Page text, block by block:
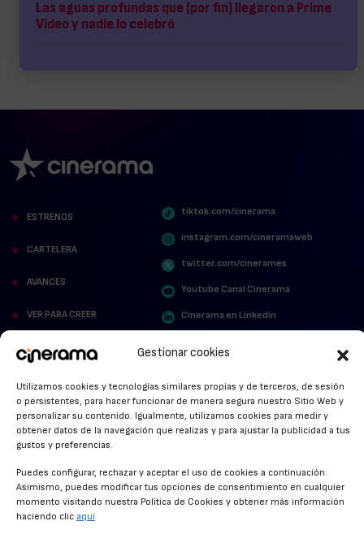
Gestionar cookies
Utilizamos cookies y tecnologías similares propias y de terceros, de sesión
o persistentes, para hacer funcionar de manera segura nuestro Sitio Web y
personalizar su contenido. Igualmente, utilizamos cookies para medir y
obtener datos de la navegación que realizas y para ajustar la publicidad a tus
gustos y preferencias.
Puedes configurar, rechazar y aceptar el uso de cookies a continuación.
Asimismo, puedes modificar tus opciones de consentimiento en cualquier
momento visitando nuestra Política de Cookies y obtener más información
haciendo clic aquí
Las aguas profundas que (por fin) llegaron a Prime
Video y nadie lo celebró
ESTRENOS
CARTELERA
AVANCES
VER PARA CREER
MIRA QUIÉN HABLA
ALFOMBRA ROJA
ANUNCIOS DE CINE
tiktok.com/cinerama
instagram.com/cineramaweb
twitter.com/cinerames
Youtube Canal Cinerama
Cinerama en Linkedin